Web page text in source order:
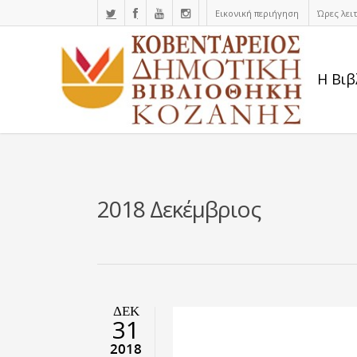
Εικονική περιήγηση Ώρες
Η
2018 Δεκέμβριος
ΔΕΚ
31
2018